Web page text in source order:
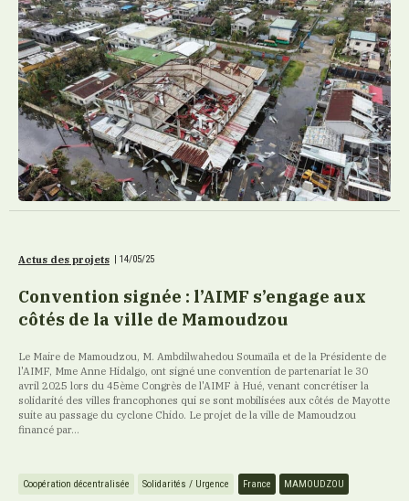
Actus des projets | 14/05/25
Convention signée : l’AIMF s’engage aux
côtés de la ville de Mamoudzou
Le Maire de Mamoudzou, M. Ambdilwahedou Soumaïla et de la Présidente de
l'AIMF, Mme Anne Hidalgo, ont signé une convention de partenariat le 30
avril 2025 lors du 45ème Congrès de l'AIMF à Hué, venant concrétiser la
solidarité des villes francophones qui se sont mobilisées aux côtés de Mayotte
suite au passage du cyclone Chido. Le projet de la ville de Mamoudzou
financé par...
Coopération décentralisée Solidarités / Urgence France MAMOUDZOU